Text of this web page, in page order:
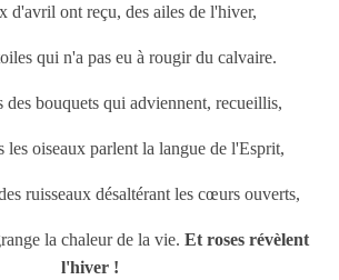
d'avril ont reçu, des ailes de l'hiver,
qui n'a pas eu à rougir du calvaire.
des bouquets qui adviennent, recueillis,
les oiseaux parlent la langue de l'Esprit,
ruisseaux désaltérant les cœurs ouverts,
la chaleur de la vie. Et roses révèlent
l'hiver !